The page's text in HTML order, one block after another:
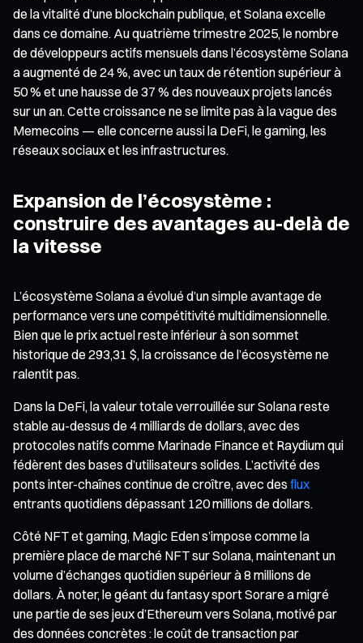
de la vitalité d’une blockchain publique, et Solana excelle
dans ce domaine. Au quatrième trimestre 2025, le nombre
de développeurs actifs mensuels dans l’écosystème Solana
a augmenté de 24 %, avec un taux de rétention supérieur à
50 % et une hausse de 37 % des nouveaux projets lancés
sur un an. Cette croissance ne se limite pas à la vague des
Memecoins — elle concerne aussi la DeFi, le gaming, les
réseaux sociaux et les infrastructures.
Expansion de l’écosystème :
construire des avantages au-delà de
la vitesse
L’écosystème Solana a évolué d’un simple avantage de
performance vers une compétitivité multidimensionnelle.
Bien que le prix actuel reste inférieur à son sommet
historique de 293,31 $, la croissance de l’écosystème ne
ralentit pas.
Dans la DeFi, la valeur totale verrouillée sur Solana reste
stable au-dessus de 4 milliards de dollars, avec des
protocoles natifs comme Marinade Finance et Raydium qui
fédèrent des bases d’utilisateurs solides. L’activité des
ponts inter-chaînes continue de croître, avec des flux
entrants quotidiens dépassant 120 millions de dollars.
Côté NFT et gaming, Magic Eden s’impose comme la
première place de marché NFT sur Solana, maintenant un
volume d’échanges quotidien supérieur à 8 millions de
dollars. À noter, le géant du fantasy sport Sorare a migré
une partie de ses jeux d’Ethereum vers Solana, motivé par
des données concrètes : le coût de transaction par